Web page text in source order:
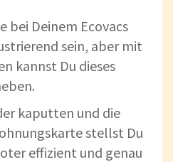
bei Deinem Ecovacs
sein, aber mit
kannst Du dieses
kaputten und die
stellst Du
effizient und genau